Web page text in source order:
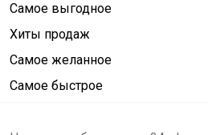
Самое выгодное
Хиты продаж
Самое желанное
Самое быстрое